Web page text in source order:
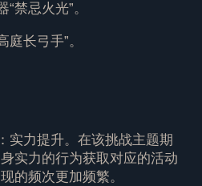
禁忌火光”。
长弓手”。
实力提升。在该挑战主题期
实力的行为获取对应的活动
的频次更加频繁。